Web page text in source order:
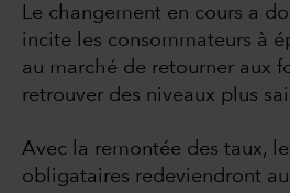
Le changement en cours a
incite les consommateurs à
au marché de retourner aux
retrouver des niveaux plus
Avec la remontée des taux,
obligataires redeviendront